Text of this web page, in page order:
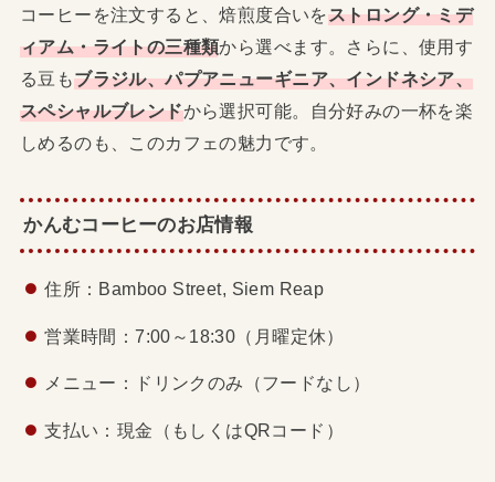
コーヒーを注文すると、焙煎度合いをストロング・ミデ
ィアム・ライトの三種類から選べます。さらに、使用す
る豆もブラジル、パプアニューギニア、インドネシア、
スペシャルブレンドから選択可能。自分好みの一杯を楽
しめるのも、このカフェの魅力です。
かんむコーヒーのお店情報
住所：Bamboo Street, Siem Reap
営業時間：7:00～18:30（月曜定休）
メニュー：ドリンクのみ（フードなし）
支払い：現金（もしくはQRコード）